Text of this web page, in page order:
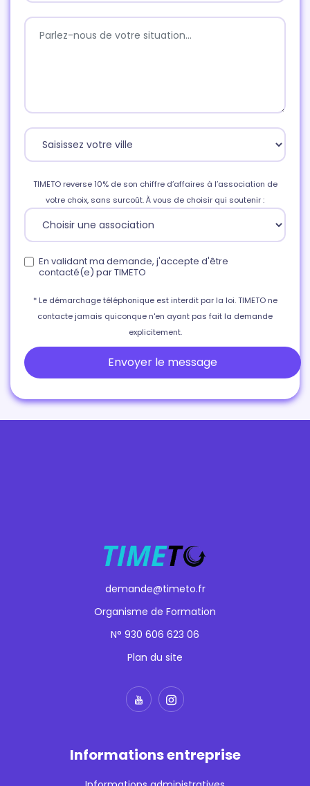
TIMETO reverse 10% de son chiffre d’affaires à l’association de
votre choix, sans surcoût. À vous de choisir qui soutenir :
En validant ma demande, j'accepte d'être
contacté(e) par TIMETO
* Le démarchage téléphonique est interdit par la loi. TIMETO ne
contacte jamais quiconque n'en ayant pas fait la demande
explicitement.
Envoyer le message
demande@timeto.fr
Organisme de Formation
N° 930 606 623 06
Plan du site
Informations entreprise